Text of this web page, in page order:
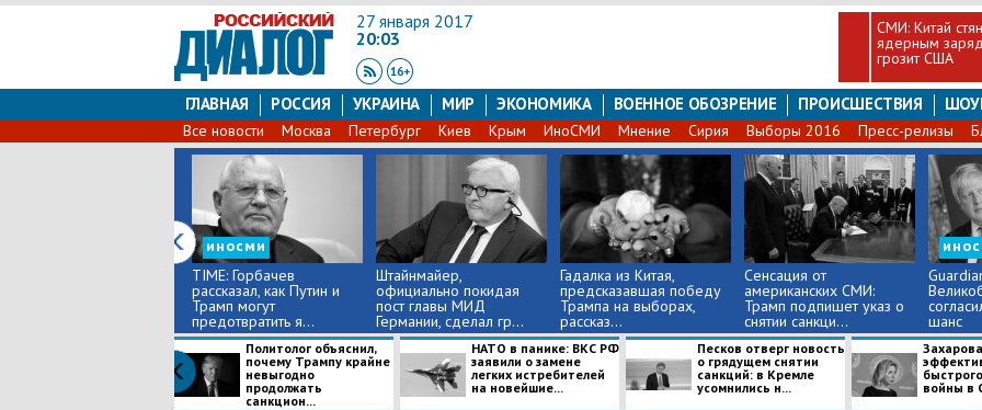
27 января 2017
20:03
СМИ: Китай
ядерным
грозит США
ГЛАВНАЯ РОССИЯ УКРАИНА МИР ЭКОНОМИКА ВОЕННОЕ ОБОЗРЕНИЕ ПРОИСШЕСТВИЯ
Все новости Москва Петербург Киев Крым ИноСМИ Мнение Сирия Выборы 2016 Пресс-релизы
иносми
TIME: Горбачев
рассказал, как Путин и
Трамп могут
предотвратить я...
Штайнмайер,
официально покидая
пост главы МИД
Германии, сделал гр...
Гадалка из Китая,
предсказавшая победу
Трампа на выборах,
рассказ...
Сенсация от
американских СМИ:
Трамп подпишет указ о
снятии санкци... шанс
Политолог объяснил,
почему Трампу крайне
невыгодно
продолжать
санкцион...
НАТО в панике: ВКС РФ
заявили о замене
легких истребителей
на новейшие...
Песков отверг новость
о грядущем снятии
санкций: в Кремле
усомнились н...
войны в